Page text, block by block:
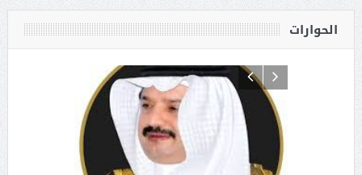
الحوارات